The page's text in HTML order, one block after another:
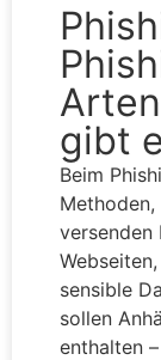
gibt
Beim
versenden
sensible
sollen
enthalten